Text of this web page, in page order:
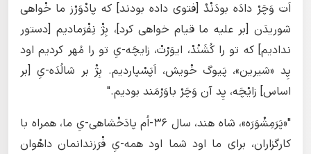
اَت وَچَرْ دادَه بودَنْدْ [فتوی داده بودند] که پادْوَرْز ما خْواهی
شوریدَن [بر علیه ما قیام خواهی کرد]، بِژْ نِفْرَمادیم [دستور
ندادیم] که تو را کُشَنْدْ، ایوَرْتْ، زایچَه-یِ تو را مُهر کردیم اود
پِد «شیرین»، پَیوگ خْویش، اَپَسْپاردیم. بِژْ بر شالُدَه-یِ [بر
اساس] زایْچَه، پِد آن وَچَرْ باوَرْمَند بودیم."
"«پَرَمِشْوَرَه»، شاه هند، سال ۳۶-اُم پادَخْشاهی-یِ ما، همراه با
کارگزاران، برای ما اود شما اود همه-یِ فْرَزندانمان داهْوا‌ن